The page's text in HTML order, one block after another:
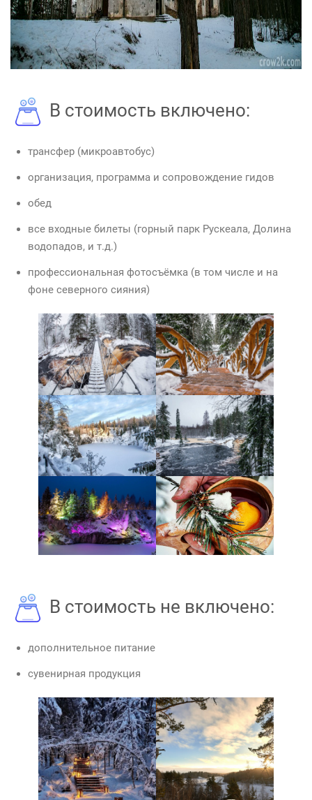
В стоимость включено:
трансфер (микроавтобус)
организация, программа и сопровождение гидов
обед
все входные билеты (горный парк Рускеала, Долина
водопадов, и т.д.)
профессиональная фотосъёмка (в том числе и на
фоне северного сияния)
В стоимость не включено:
дополнительное питание
сувенирная продукция